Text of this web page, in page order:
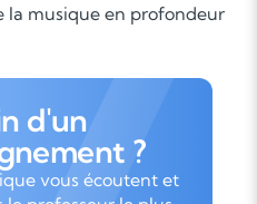
musique en profondeur
d'un
?
vous écoutent et